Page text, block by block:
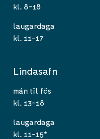
kl. 8-18
laugardaga
kl. 11-17
Lindasafn
mán til fös
kl. 13-18
laugardaga
kl. 11-15*